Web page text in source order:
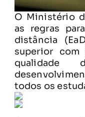
O Ministério
as regras
distância
superior
todos os